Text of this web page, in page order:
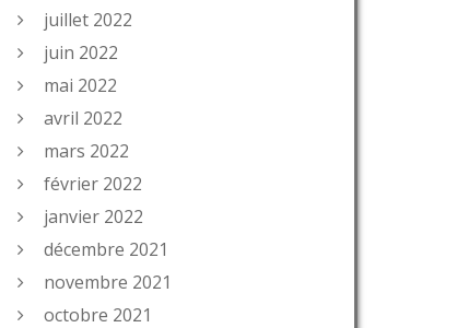
juillet 2022
juin 2022
mai 2022
avril 2022
mars 2022
février 2022
janvier 2022
décembre 2021
novembre 2021
octobre 2021